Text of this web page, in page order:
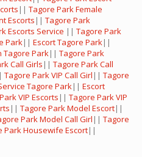
|| Tagore Park Female
Escorts || Tagore Park
Escorts Service || Tagore Park
Park|| Escort Tagore Park||
Tagore Park|| Tagore Park
Call Girls || Tagore Park Call
Tagore Park VIP Call Girl || Tagore
Tagore Park|| Escort
VIP Escorts || Tagore Park VIP
|| Tagore Park Model Escort||
Park Model Call Girl || Tagore
Park Housewife Escort||